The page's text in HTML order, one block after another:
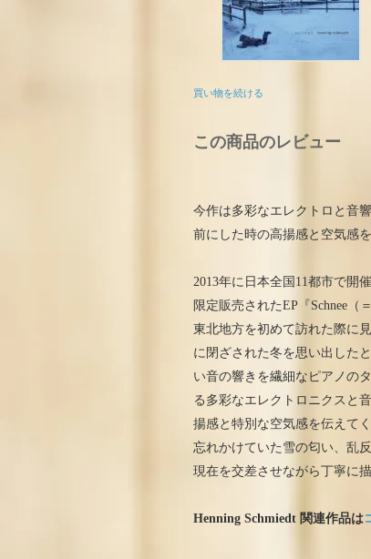
買い物を続ける
この商品のレビュー
今作は多彩なエレクトロと音
前にした時の高揚感と空気感
2013年に日本全国11都市で開
限定販売されたEP『Schnee（
東北地方を初めて訪れた際に
に閉ざされた冬を思い出した
い音の響きを繊細なピアノの
る多彩なエレクトロニクスと
揚感と特別な空気感を伝えてく
忘れかけていた雪の匂い、乱
現在を交差させながら丁寧に
Henning Schmiedt 関連作品は